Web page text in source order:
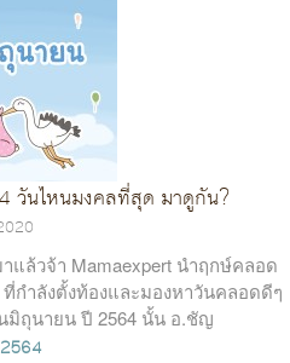
วันไหนมงคลที่สุด มาดูกัน?
แล้วจ้า Mamaexpert นำฤกษ์คลอด
กำลังตั้งท้องและมองหาวันคลอดดีๆ
มิถุนายน ปี 2564 นั้น อ.ชัญ